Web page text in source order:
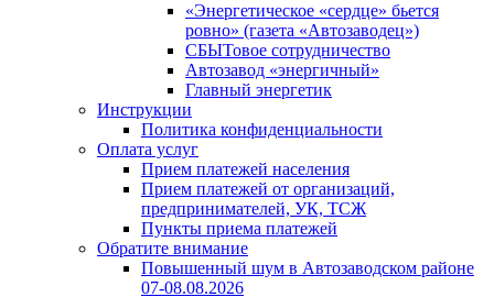
«Энергетическое «сердце» бьется
ровно» (газета «Автозаводец»)
СБЫТовое сотрудничество
Автозавод «энергичный»
Главный энергетик
Инструкции
Политика конфиденциальности
Оплата услуг
Прием платежей населения
Прием платежей от организаций,
предпринимателей, УК, ТСЖ
Пункты приема платежей
Обратите внимание
Повышенный шум в Автозаводском районе
07-08.08.2026